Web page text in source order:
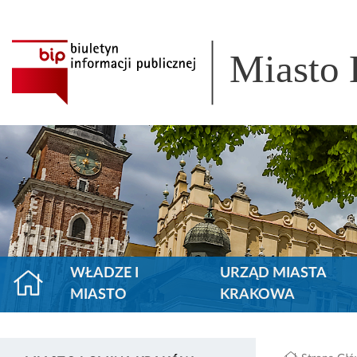
Miasto
WŁADZE I
MIASTO
URZĄD MIASTA
KRAKOWA